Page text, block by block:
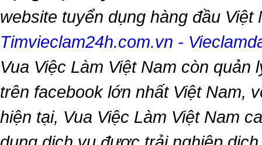
website tuyển dụng hàng đầu
Timvieclam24h.com.vn -
Vua Việc Làm Việt Nam còn quản
trên facebook lớn nhất Việt Nam,
hiện tại, Vua Việc Làm Việt Nam